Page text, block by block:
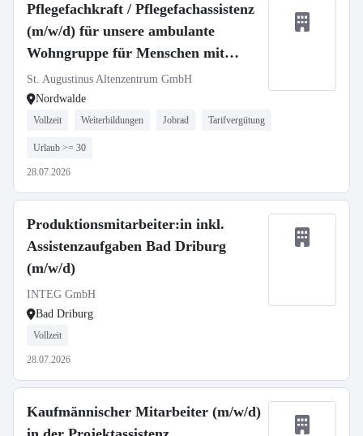
Pflegefachkraft / Pflegefachassistenz
(m/w/d) für unsere ambulante
Wohngruppe für Menschen mit
Demenz
St. Augustinus Altenzentrum GmbH
Nordwalde
Vollzeit Weiterbildungen Jobrad Tarifvergütung
Urlaub >= 30
28.07.2026
Produktionsmitarbeiter:in inkl.
Assistenzaufgaben Bad Driburg
(m/w/d)
INTEG GmbH
Bad Driburg
Vollzeit
28.07.2026
Kaufmännischer Mitarbeiter (m/w/d)